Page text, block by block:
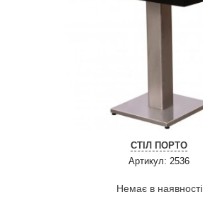
СТІЛ ПОРТО
Артикул: 2536
Немає в наявності